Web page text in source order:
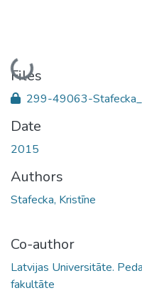
Loading...
Files
299-49063-
Date
2015
Authors
Stafecka, Kristīne
Co-author
Latvijas Universitāte.
fakultāte